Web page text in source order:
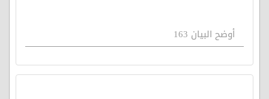
أوضح البيان 163